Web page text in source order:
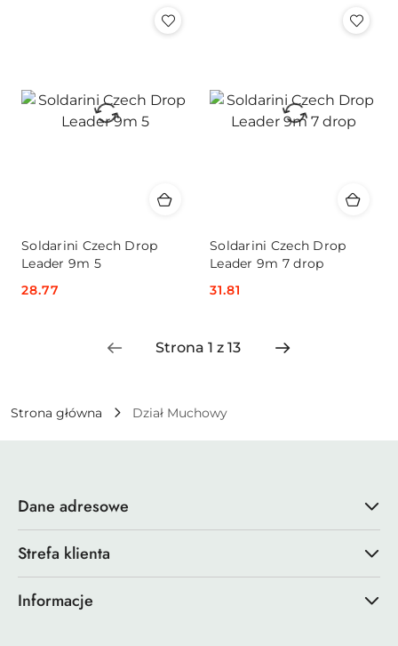
Soldarini Czech Drop
Leader 9m 5
Cena:
28.77
Soldarini Czech Drop
Leader 9m 7 drop
Cena:
31.81
Strona główna Dział Muchowy
Dane adresowe
Strefa klienta
Informacje